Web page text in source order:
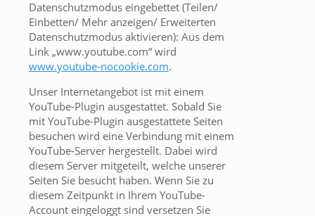
Datenschutzmodus eingebettet (Teilen/
Einbetten/ Mehr anzeigen/ Erweiterten
Datenschutzmodus aktivieren): Aus dem
Link „www.youtube.com“ wird
www.youtube-nocookie.com.
Unser Internetangebot ist mit einem
YouTube-Plugin ausgestattet. Sobald Sie
mit YouTube-Plugin ausgestattete Seiten
besuchen wird eine Verbindung mit einem
YouTube-Server hergestellt. Dabei wird
diesem Server mitgeteilt, welche unserer
Seiten Sie besucht haben. Wenn Sie zu
diesem Zeitpunkt in Ihrem YouTube-
Account eingeloggt sind versetzen Sie